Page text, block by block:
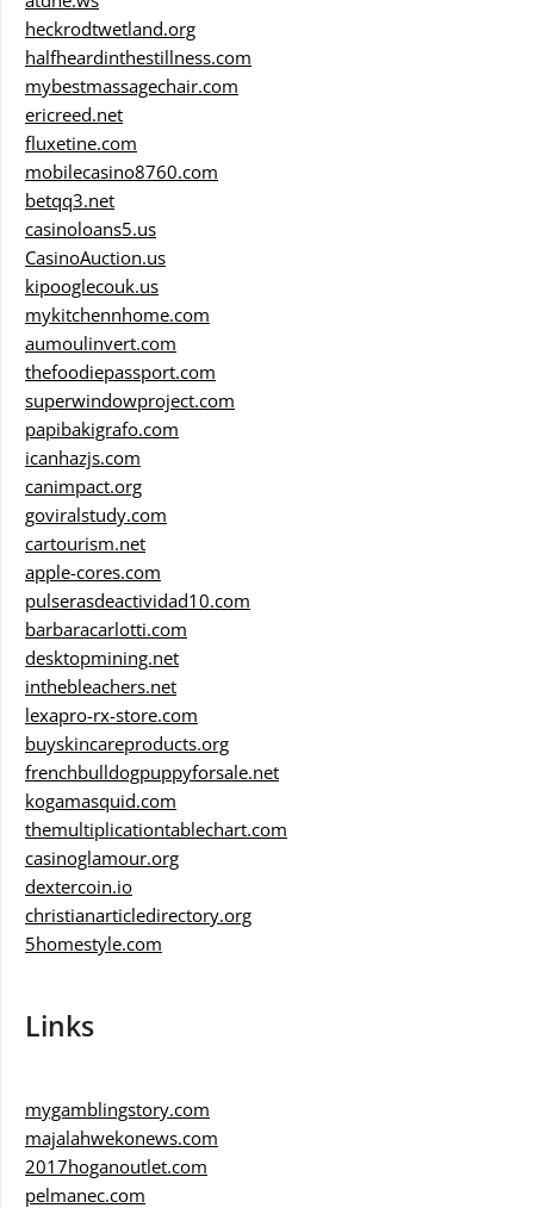
heckrodtwetland.org
halfheardinthestillness.com
mybestmassagechair.com
ericreed.net
fluxetine.com
mobilecasino8760.com
betqq3.net
casinoloans5.us
CasinoAuction.us
kipooglecouk.us
mykitchennhome.com
aumoulinvert.com
thefoodiepassport.com
superwindowproject.com
papibakigrafo.com
icanhazjs.com
canimpact.org
goviralstudy.com
cartourism.net
apple-cores.com
pulserasdeactividad10.com
barbaracarlotti.com
desktopmining.net
inthebleachers.net
lexapro-rx-store.com
buyskincareproducts.org
frenchbulldogpuppyforsale.net
kogamasquid.com
themultiplicationtablechart.com
casinoglamour.org
dextercoin.io
christianarticledirectory.org
5homestyle.com
Links
mygamblingstory.com
majalahwekonews.com
2017hoganoutlet.com
pelmanec.com